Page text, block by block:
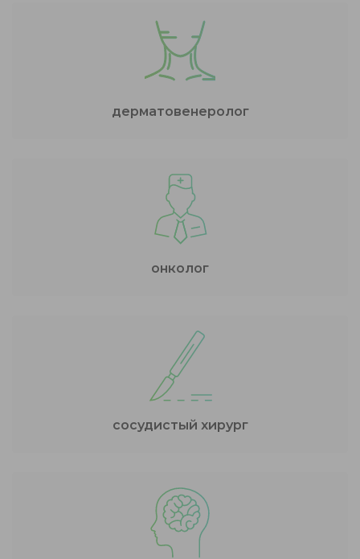
дерматовенеролог
онколог
сосудистый хирург